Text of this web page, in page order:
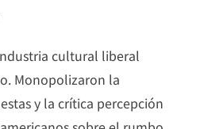
cultural liberal
Monopolizaron la
y la crítica percepción